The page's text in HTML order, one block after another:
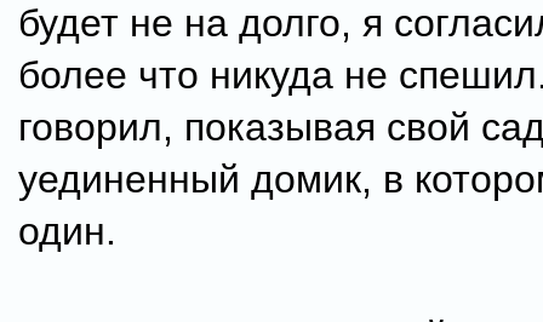
будет не на долго, я
более что никуда не
говорил, показывая свой
уединенный домик, в
один.